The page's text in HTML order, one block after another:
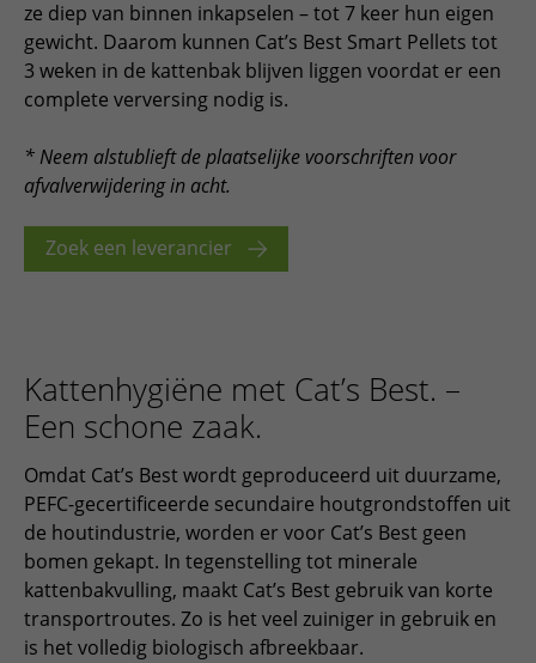
ze diep van binnen inkapselen – tot 7 keer hun eigen
gewicht. Daarom kunnen Cat’s Best Smart Pellets tot
3 weken in de kattenbak blijven liggen voordat er een
complete verversing nodig is.
* Neem alstublieft de plaatselijke voorschriften voor
afvalverwijdering in acht.
Zoek een leverancier
Kattenhygiëne met Cat’s Best. –
Een schone zaak.
Omdat Cat’s Best wordt geproduceerd uit duurzame,
PEFC-gecertificeerde secundaire houtgrondstoffen uit
de houtindustrie, worden er voor Cat’s Best geen
bomen gekapt. In tegenstelling tot minerale
kattenbakvulling, maakt Cat’s Best gebruik van korte
transportroutes. Zo is het veel zuiniger in gebruik en
is het volledig biologisch afbreekbaar.